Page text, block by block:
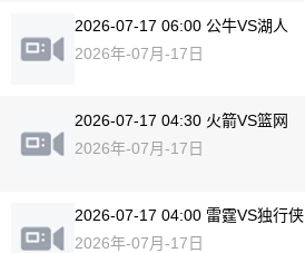
2026-07-17 06:00 公牛VS湖人
2026年-07月-17日
2026-07-17 04:30 火箭VS篮网
2026年-07月-17日
2026-07-17 04:00 雷霆VS独行侠
2026年-07月-17日